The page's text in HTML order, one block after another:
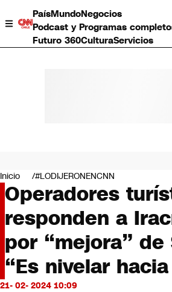
PaísMundoNegocios
Podcast y Programas
Futuro 360CulturaServicios
Negocios
Deportes
Programas completos
Cultura
Servicios
Bits
CNN tiempo
Futuro 360
Inicio #LODIJERONENCNN
Operadores
responden a
por “mejora” de
“Es nivelar
21- 02- 2024 10:09